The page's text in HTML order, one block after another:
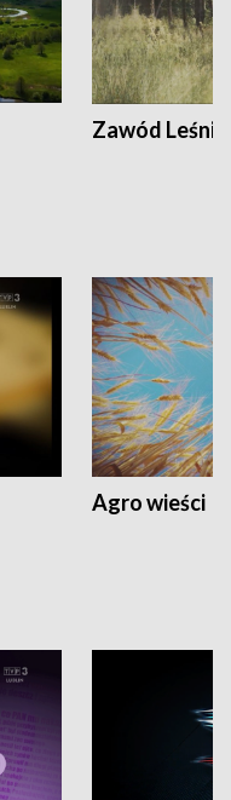
Zawód Leśnik
Agro wieści